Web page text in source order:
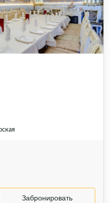
Забронировать